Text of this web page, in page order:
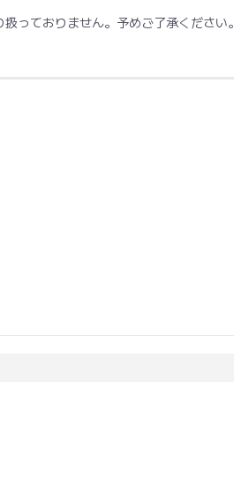
っておりません。予めご了承ください。